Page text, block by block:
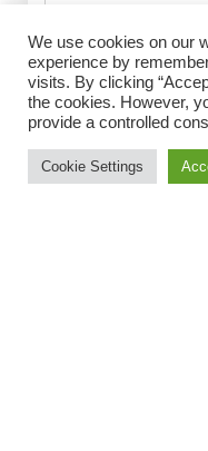
E-mail *
Adgangskode *
Husk mig
We use cookies on our
experience by
visits. By clicking
the cookies. However,
provide a controlled
Cookie Settings